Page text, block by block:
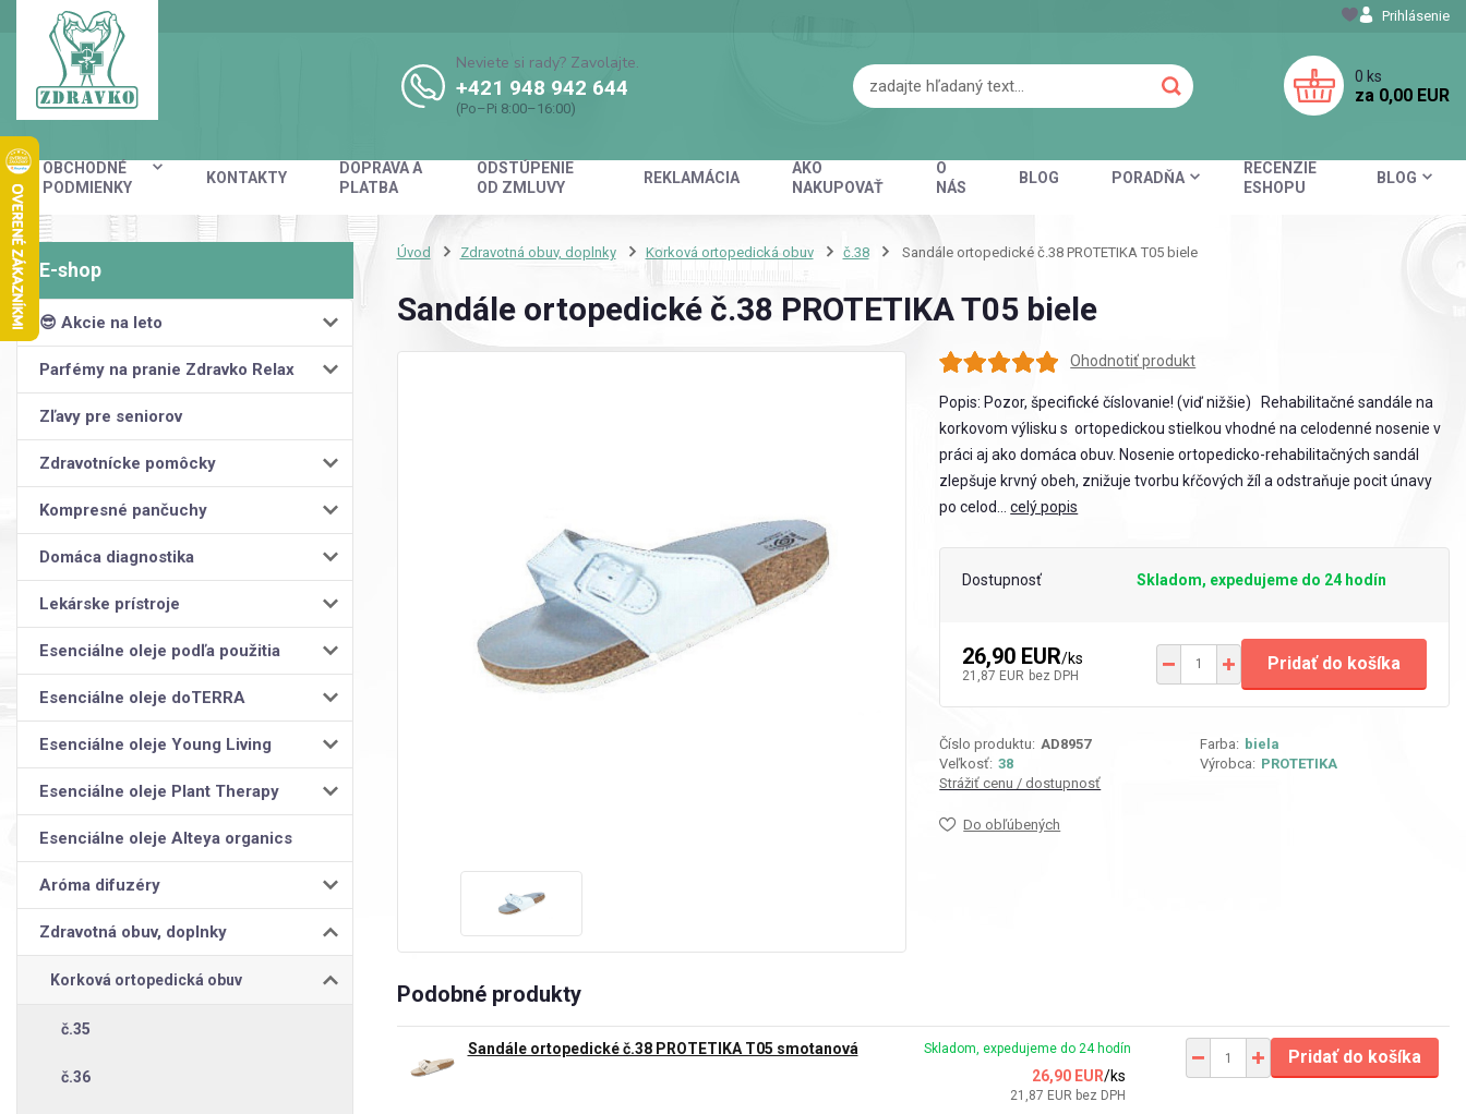
OBCHODNÉ
PODMIENKY
KONTAKTY
DOPRAVA A
PLATBA
ODSTÚPENIE
OD ZMLUVY
REKLAMÁCIA
AKO
NAKUPOVAŤ
O
NÁS
BLOG PORADŇA
RECENZIE
ESHOPU
BLOG
Prihlásenie
Neviete si rady? Zavolajte.
+421 948 942 644
(Po–Pi 8:00–16:00)
0 ks
za 0,00 EUR
😎 Akcie na leto
Parfémy na pranie Zdravko Relax
Zľavy pre seniorov
Zdravotnícke pomôcky
Kompresné pančuchy
Domáca diagnostika
Lekárske prístroje
Esenciálne oleje podľa použitia
Esenciálne oleje doTERRA
Esenciálne oleje Young Living
Esenciálne oleje Plant Therapy
Esenciálne oleje Alteya organics
Aróma difuzéry
Zdravotná obuv, doplnky
Korková ortopedická obuv
č.35
č.36
Úvod Zdravotná obuv, doplnky Korková ortopedická obuv č.38 Sandále ortopedické č.38 PROTETIKA T05 biele
Sandále ortopedické č.38 PROTETIKA T05 biele
Ohodnotiť produkt
Popis: Pozor, špecifické číslovanie! (viď nižšie) Rehabilitačné sandále na
korkovom výlisku s ortopedickou stielkou vhodné na celodenné nosenie v
práci aj ako domáca obuv. Nosenie ortopedicko-rehabilitačných sandál
zlepšuje krvný obeh, znižuje tvorbu kŕčových žíl a odstraňuje pocit únavy
po celod...celý popis
Dostupnosť Skladom, expedujeme do 24 hodín
26,90 EUR/ks
21,87 EUR bez DPH
Pridať do košíka
Číslo produktu: AD8957 Farba: biela
Veľkosť: 38 Výrobca: PROTETIKA
Strážiť cenu / dostupnosť
Do obľúbených
Podobné produkty
Sandále ortopedické č.38 PROTETIKA T05 smotanová
26,90 EUR/ks
21,87 EUR bez DPH
Skladom, expedujeme do 24 hodín Pridať do košíka